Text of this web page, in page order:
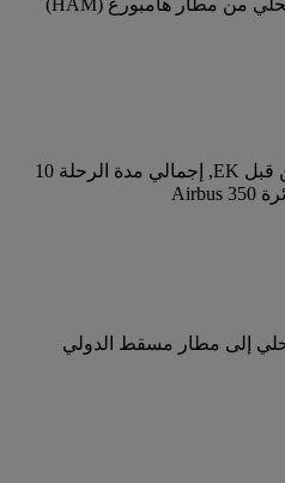
رقم الرحلة 862 يتم التشغيل من قبل EK, إجمالي مدة الرحلة 10
المحلي إلى مطار مسقط الدولي